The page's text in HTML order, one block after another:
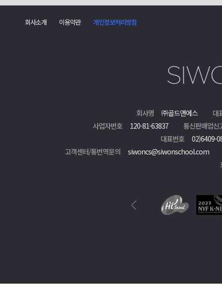
회사소개 이용약관 개인정보처리방침
회사명 ㈜골드앤에스
대
사업자번호
120-81-63837
통신판매업신
대표번호
02)6409-
고객센터/통번역문의
siwoncs@siwonschool.com